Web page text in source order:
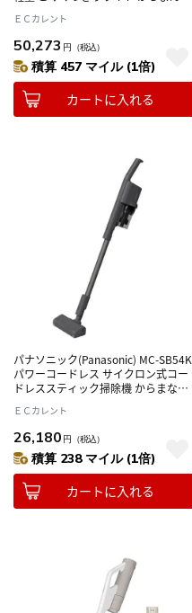
ＥＣカレント
50,273 円 （税込）
積算 457 マイル (1倍)
カートに入れる
パナソニック(Panasonic) MC-SB54K
パワーコードレス サイクロン式コー
ドレススティック掃除機 からまない
ＥＣカレント
26,180 円 （税込）
積算 238 マイル (1倍)
カートに入れる